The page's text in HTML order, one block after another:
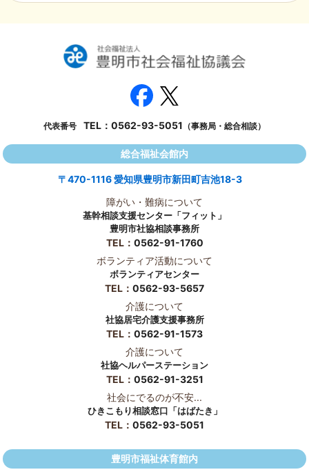
代表番号 TEL： 0562-93-5051 （事務局・総合相談）
総合福祉会館内
〒470-1116 愛知県豊明市新田町吉池18-3
障がい・難病について
基幹相談支援センター「フィット」
豊明市社協相談事務所
TEL： 0562-91-1760
ボランティア活動について
ボランティアセンター
TEL： 0562-93-5657
介護について
社協居宅介護支援事務所
TEL： 0562-91-1573
介護について
社協ヘルパーステーション
TEL： 0562-91-3251
社会にでるのが不安...
ひきこもり相談窓口「はばたき」
TEL： 0562-93-5051
豊明市福祉体育館内